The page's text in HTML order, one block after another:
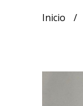
Inicio